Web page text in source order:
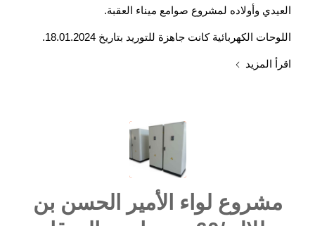
العيدي وأولاده لمشروع صوامع ميناء العقبة.
اللوحات الكهربائية كانت جاهزة للتوريد بتاريخ 18.01.2024.
اقرأ المزيد
مشروع لواء الأمير الحسن بن